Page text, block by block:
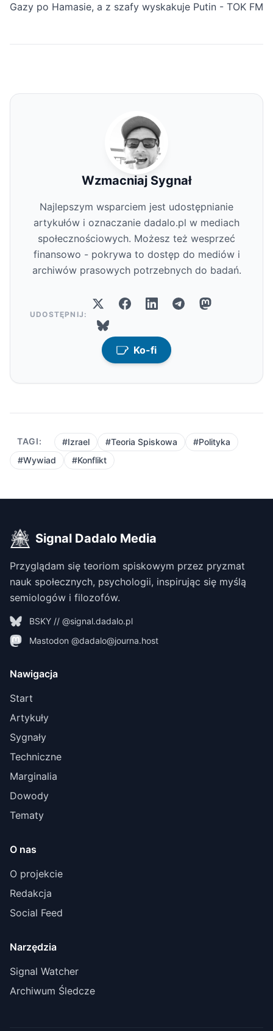
Gazy po Hamasie, a z szafy wyskakuje Putin - TOK FM
Wzmacniaj Sygnał
Najlepszym wsparciem jest udostępnianie
artykułów i oznaczanie dadalo.pl w mediach
społecznościowych. Możesz też wesprzeć
finansowo - pokrywa to dostęp do mediów i
archiwów prasowych potrzebnych do badań.
UDOSTĘPNIJ:
Ko-fi
TAGI: #Izrael #Teoria Spiskowa
#Polityka
#Wywiad
#Konflikt
Signal Dadalo Media
Przyglądam się teoriom spiskowym przez pryzmat
nauk społecznych, psychologii, inspirując się myślą
semiologów i filozofów.
BSKY // @signal.dadalo.pl
Mastodon @dadalo@journa.host
Nawigacja
Start
Artykuły
Sygnały
Techniczne
Marginalia
Dowody
Tematy
O nas
O projekcie
Redakcja
Social Feed
Narzędzia
Signal Watcher
Archiwum Śledcze